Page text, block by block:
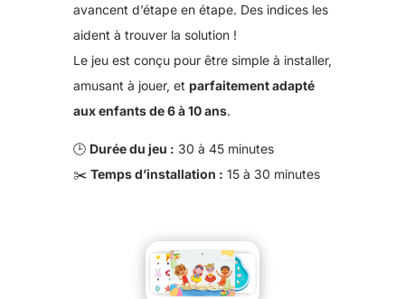
avancent d’étape en étape. Des indices les
aident à trouver la solution !
Le jeu est conçu pour être simple à installer,
amusant à jouer, et parfaitement adapté
aux enfants de 6 à 10 ans.
🕒 Durée du jeu : 30 à 45 minutes
✂️ Temps d’installation : 15 à 30 minutes